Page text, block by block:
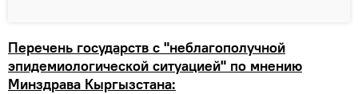
Перечень государств с "неблагополучной
эпидемиологической ситуацией" по мнению
Минздрава Кыргызстана: